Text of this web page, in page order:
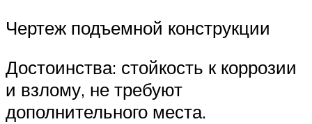
Чертеж подъемной конструкции
Достоинства: стойкость к коррозии
и взлому, не требуют
дополнительного места.